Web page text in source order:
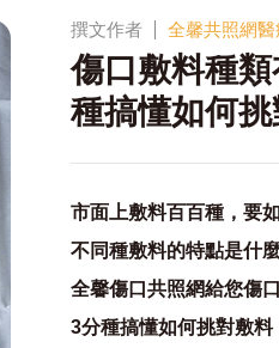
撰文作者 全馨共照網
傷口敷料種
種搞懂如何
市面上敷料百百種，要
不同種敷料的特點是什
全馨傷口共照網給您傷
3分種搞懂如何挑對敷料